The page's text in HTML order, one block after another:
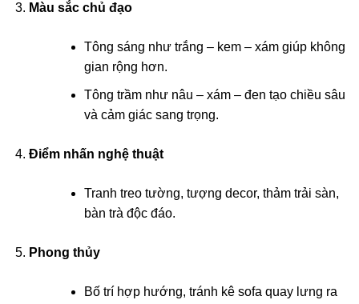
Màu sắc chủ đạo
Tông sáng như trắng – kem – xám giúp không
gian rộng hơn.
Tông trầm như nâu – xám – đen tạo chiều sâu
và cảm giác sang trọng.
Điểm nhấn nghệ thuật
Tranh treo tường, tượng decor, thảm trải sàn,
bàn trà độc đáo.
Phong thủy
Bố trí hợp hướng, tránh kê sofa quay lưng ra